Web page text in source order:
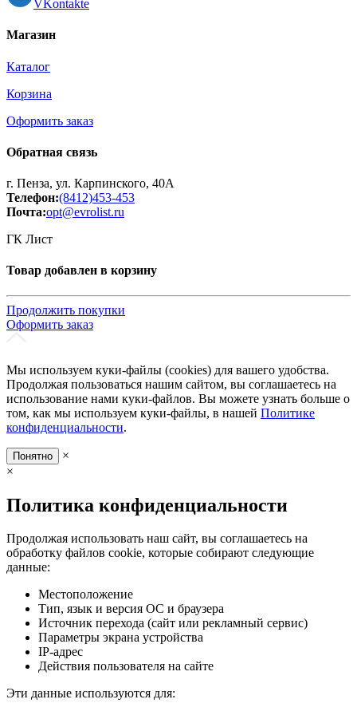
VKontakte
Магазин
Каталог
Корзина
Оформить заказ
Обратная связь
г. Пенза, ул. Карпинского, 40А
Телефон:(8412)453-453
Почта:opt@evrolist.ru
ГК Лист
Товар добавлен в корзину
Продолжить покупки
Оформить заказ
Мы используем куки-файлы (cookies) для вашего удобства.
Продолжая пользоваться нашим сайтом, вы соглашаетесь на
использование нами куки-файлов. Вы можете узнать больше о
том, как мы используем куки-файлы, в нашей Политике
конфиденциальности.
Понятно
×
×
Политика конфиденциальности
Продолжая использовать наш сайт, вы соглашаетесь на
обработку файлов cookie, которые собирают следующие
данные:
Местоположение
Тип, язык и версия ОС и браузера
Источник перехода (сайт или рекламный сервис)
Параметры экрана устройства
IP-адрес
Действия пользователя на сайте
Эти данные используются для: